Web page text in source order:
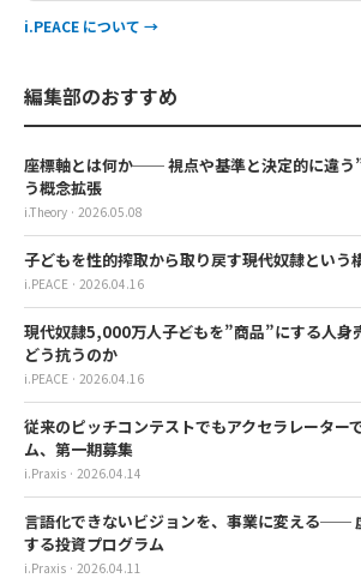
i.PEACE について →
編集部のおすすめ
座標軸とは何か── 視点や基準と決定的に違う
う概念拡張
i.Theory · 2026.05.08
子どもを性的搾取から取り戻す――現代奴隷という
i.PEACE · 2026.04.16
現代奴隷5,000万人――子どもを”商品”にする人
どう抗うのか
i.PEACE · 2026.04.16
従来のピッチコンテストでもアクセラレーター
ム、第一期募集
i.Praxis · 2026.04.14
言語化できないビジョンを、事業に変える──
する投資プログラム
i.Praxis · 2026.04.11